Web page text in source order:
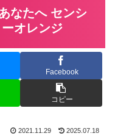
なたへ センシ
オレンジ
Facebook
コピー
2021.11.29 2025.07.18